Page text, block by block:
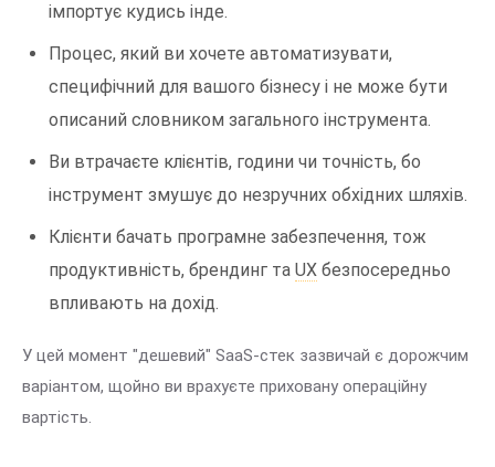
імпортує кудись інде.
Процес, який ви хочете автоматизувати,
специфічний для вашого бізнесу і не може бути
описаний словником загального інструмента.
Ви втрачаєте клієнтів, години чи точність, бо
інструмент змушує до незручних обхідних шляхів.
Клієнти бачать програмне забезпечення, тож
продуктивність, брендинг та UX безпосередньо
впливають на дохід.
У цей момент "дешевий" SaaS-стек зазвичай є дорожчим
варіантом, щойно ви врахуєте приховану операційну
вартість.